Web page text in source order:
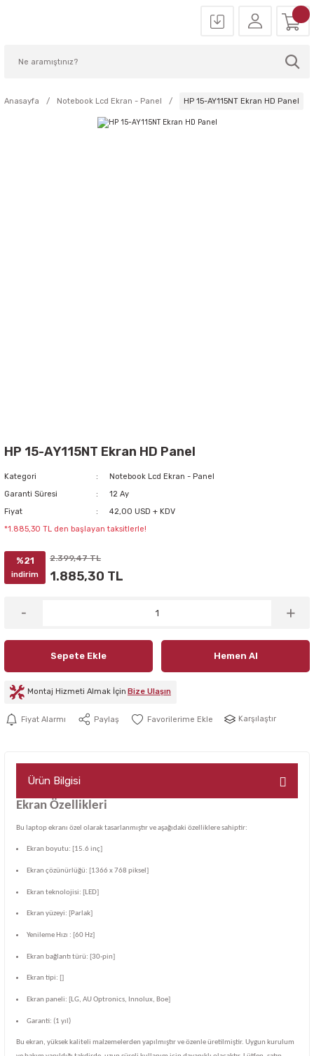
Anasayfa Notebook Lcd Ekran - Panel HP 15-AY115NT Ekran HD Panel
HP 15-AY115NT Ekran HD Panel
Kategori
Notebook Lcd Ekran - Panel
Garanti Süresi
12 Ay
Fiyat
42,00 USD + KDV
*1.885,30 TL den başlayan taksitlerle!
%21
indirim
2.399,47 TL
1.885,30 TL
Sepete Ekle Hemen Al
Montaj Hizmeti Almak İçin Bize Ulaşın
Fiyat Alarmı Paylaş Karşılaştır
Ürün Bilgisi
Ekran Özellikleri
Bu laptop ekranı özel olarak tasarlanmıştır ve aşağıdaki özelliklere sahiptir:
Ekran boyutu: [15.6 inç]
Ekran çözünürlüğü: [1366 x 768 piksel]
Ekran teknolojisi: [LED]
Ekran yüzeyi: [Parlak]
Yenileme Hızı : [60 Hz]
Ekran bağlantı türü: [30-pin]
Ekran tipi: []
Ekran paneli: [LG, AU Optronics, Innolux, Boe]
Garanti: (1 yıl)
Bu ekran, yüksek kaliteli malzemelerden yapılmıştır ve özenle üretilmiştir. Uygun kurulum